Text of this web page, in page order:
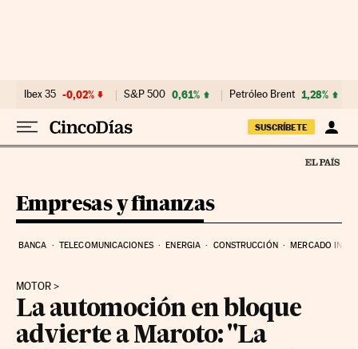
Ibex 35 -0,02% S&P 500 0,61% Petróleo Brent 1,28%
SUSCRÍBETE
Empresas y finanzas
BANCA TELECOMUNICACIONES ENERGIA CONSTRUCCIÓN MERCADO
MOTOR
La automoción en bloque
advierte a Maroto: "La